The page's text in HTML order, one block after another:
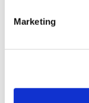
Marketing
Kontakt
Baptist